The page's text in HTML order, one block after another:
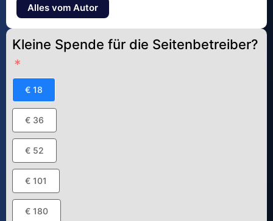
Alles vom Autor
Kleine Spende für die Seitenbetreiber?
€ 18
€ 36
€ 52
€ 101
€ 180